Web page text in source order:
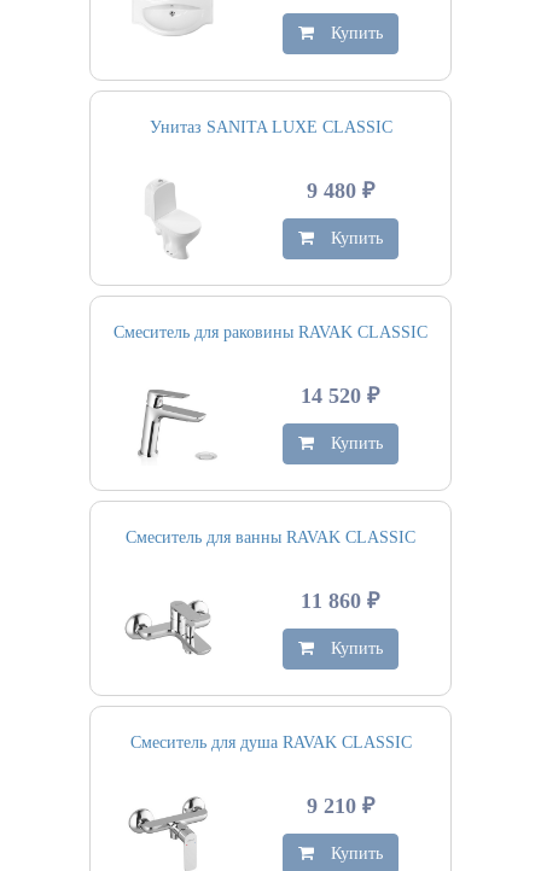
Купить
Унитаз SANITA LUXE CLASSIC
9 480 ₽
Купить
Смеситель для раковины RAVAK CLASSIC
14 520 ₽
Купить
Смеситель для ванны RAVAK CLASSIC
11 860 ₽
Купить
Смеситель для душа RAVAK CLASSIC
9 210 ₽
Купить